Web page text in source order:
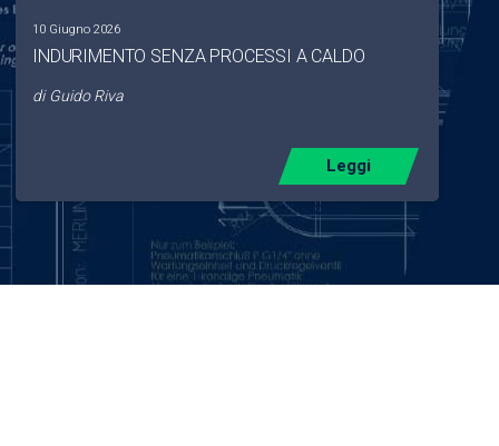
10 Giugno 2026
INDURIMENTO SENZA PROCESSI A CALDO
di Guido Riva
Leggi